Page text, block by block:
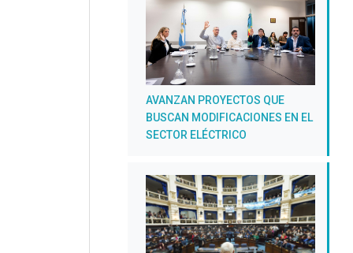
AVANZAN PROYECTOS QUE
BUSCAN MODIFICACIONES EN EL
SECTOR ELÉCTRICO